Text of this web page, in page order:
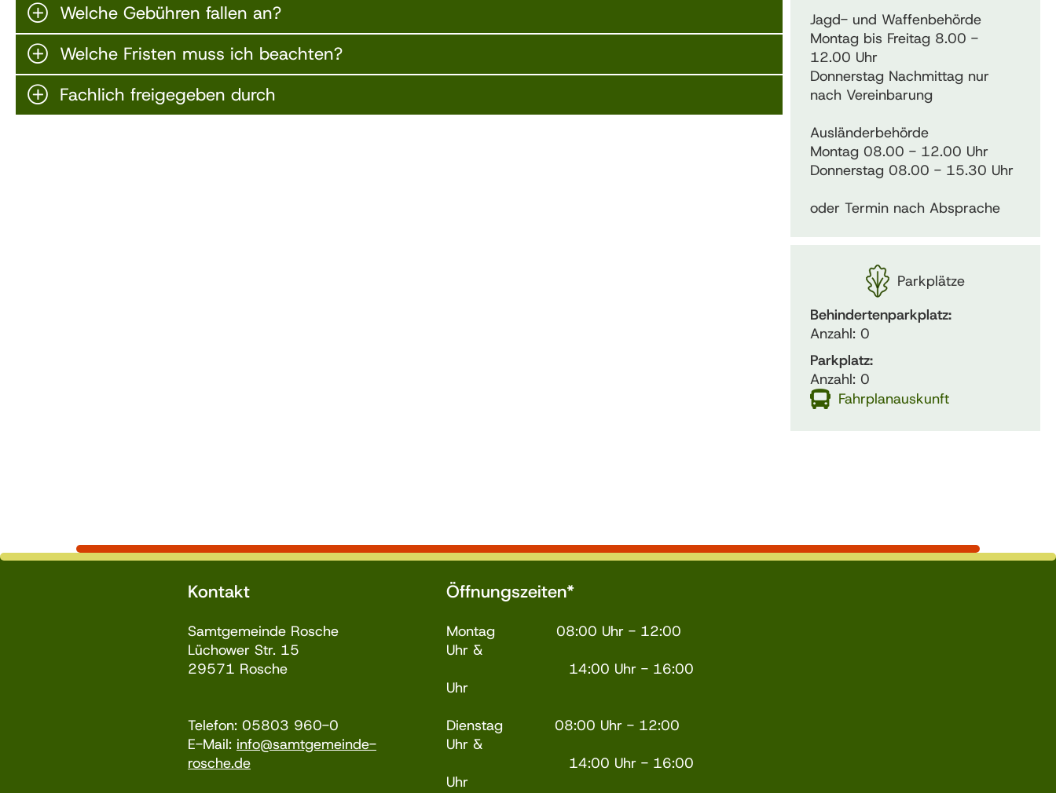
Welche Gebühren fallen an?
Welche Fristen muss ich beachten?
Fachlich freigegeben durch
Jagd- und Waffenbehörde
Montag bis Freitag 8.00 -
12.00 Uhr
Donnerstag Nachmittag nur
nach Vereinbarung
Ausländerbehörde
Montag 08.00 - 12.00 Uhr
Donnerstag 08.00 - 15.30 Uhr
oder Termin nach Absprache
Parkplätze
Behindertenparkplatz:
Anzahl: 0
Parkplatz:
Anzahl: 0
Fahrplanauskunft
Kontakt
Samtgemeinde Rosche
Lüchower Str. 15
29571 Rosche
Telefon: 05803 960-0
E-Mail: info@samtgemeinde-
rosche.de
Öffnungszeiten*
Montag 08:00 Uhr - 12:00
Uhr &
14:00 Uhr - 16:00
Uhr
Dienstag 08:00 Uhr - 12:00
Uhr &
14:00 Uhr - 16:00
Uhr